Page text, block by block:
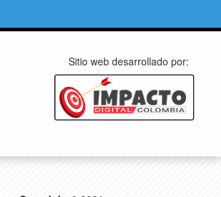
Sitio web desarrollado por: